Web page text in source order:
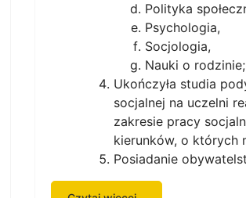
Polityka
Psychologia,
Socjologia,
Nauki o rodzinie;
Ukończyła studia
socjalnej na uczelni
zakresie pracy
kierunków, o których
Posiadanie